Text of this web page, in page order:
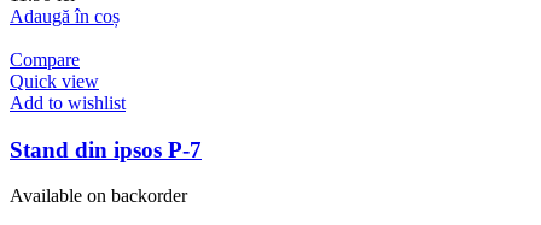
Adaugă în coș
Compare
Quick view
Add to wishlist
Stand din ipsos P-7
Available on backorder